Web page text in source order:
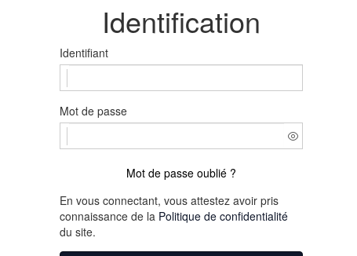
Identification
Identifiant
Mot de passe
Mot de passe oublié ?
En vous connectant, vous attestez avoir pris
connaissance de la Politique de confidentialité
du site.